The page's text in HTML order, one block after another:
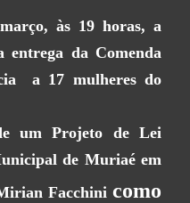
às 19 horas, a
da Comenda
a 17 mulheres do
um Projeto de Lei
de Muriaé em
Facchini como